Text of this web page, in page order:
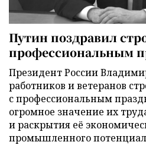
Путин поздравил
профессиональным
Президент России
работников и ветеранов
с профессиональным
огромное значение их
и раскрытия её
промышленного